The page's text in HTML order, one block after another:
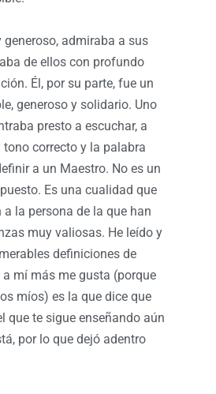
generoso, admiraba a sus
de ellos con profundo
Él, por su parte, fue un
generoso y solidario. Uno
presto a escuchar, a
tono correcto y la palabra
a un Maestro. No es un
Es una cualidad que
la persona de la que han
muy valiosas. He leído y
definiciones de
mí más me gusta (porque
míos) es la que dice que
que te sigue enseñando aún
por lo que dejó adentro